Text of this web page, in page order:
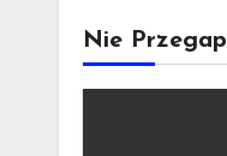
Nie Przegap